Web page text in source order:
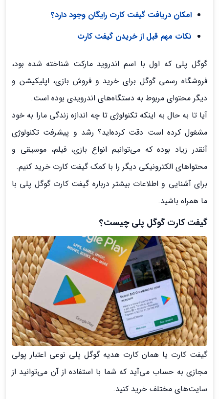
امکان دریافت گیفت کارت رایگان وجود دارد؟
نکات مهم قبل از خریدن گیفت کارت
گوگل پلی که اول با اسم اندروید مارکت شناخته شده بود،
فروشگاه رسمی گوگل برای خرید و فروش بازی، اپلیکیشن و
دیگر محتوای مربوط به دستگاه‌های اندرویدی بوده است.
آیا تا به حال به اینکه تکنولوژی تا چه اندازه زندگی مارا به خود
مشغول کرده است دقت کرده‌اید؟ رشد و پیشرفت تکنولوژی
آنقدر زیاد بوده که می‌توانیم انواع بازی، فیلم، موسیقی و
محتواهای الکترونیکی دیگر را با کمک گیفت کارت خرید کنیم.
برای آشنایی و اطلاعات بیشتر درباره گیفت کارت گوگل پلی با
ما همراه باشید.
گیفت کارت گوگل پلی چیست؟
گیفت کارت یا همان کارت هدیه گوگل پلی نوعی اعتبار پولی
مجازی به حساب می‌آید که شما با استفاده از آن می‌توانید از
سایت‌‍‌های مختلف خرید کنید.